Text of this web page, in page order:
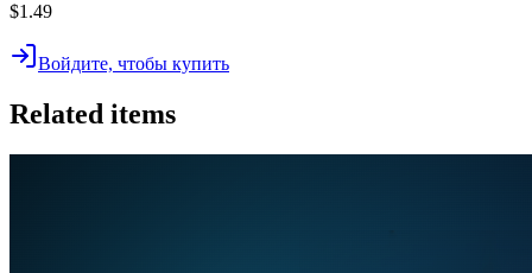
$1.49
Войдите, чтобы купить
Related items